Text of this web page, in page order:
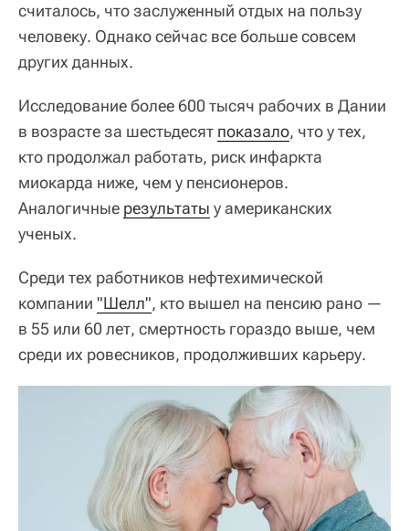
считалось, что заслуженный отдых на пользу
человеку. Однако сейчас все больше совсем
других данных.
Исследование более 600 тысяч рабочих в Дании
в возрасте за шестьдесят показало, что у тех,
кто продолжал работать, риск инфаркта
миокарда ниже, чем у пенсионеров.
Аналогичные результаты у американских
ученых.
Среди тех работников нефтехимической
компании "Шелл", кто вышел на пенсию рано —
в 55 или 60 лет, смертность гораздо выше, чем
среди их ровесников, продолживших карьеру.